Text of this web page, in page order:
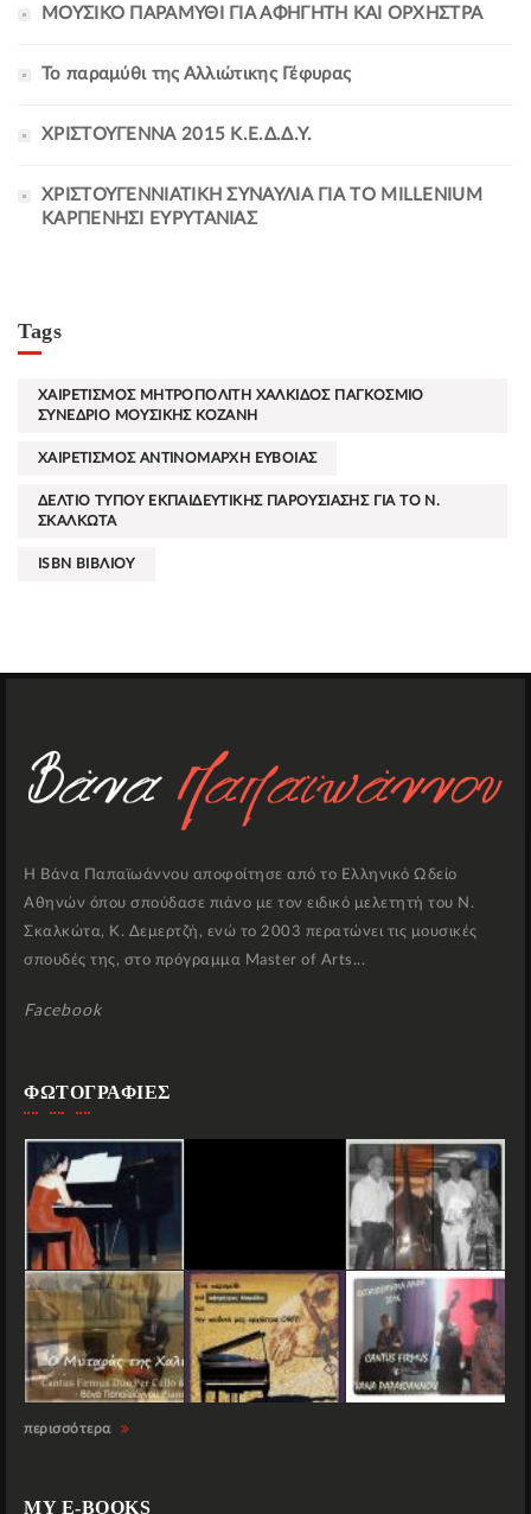
ΜΟΥΣΙΚΟ ΠΑΡΑΜΥΘΙ ΓΙΑ ΑΦΗΓΗΤΗ ΚΑΙ ΟΡΧΗΣΤΡΑ
Το παραμύθι της Αλλιώτικης Γέφυρας
ΧΡΙΣΤΟΥΓΕΝΝΑ 2015 Κ.Ε.Δ.Δ.Υ.
ΧΡΙΣΤΟΥΓΕΝΝΙΑΤΙΚΗ ΣΥΝΑΥΛΙΑ ΓΙΑ ΤΟ MILLENIUM
ΚΑΡΠΕΝΗΣΙ ΕΥΡΥΤΑΝΙΑΣ
Tags
ΧΑΙΡΕΤΙΣΜΟΣ ΜΗΤΡΟΠΟΛΙΤΗ ΧΑΛΚΙΔΟΣ ΠΑΓΚΟΣΜΙΟ
ΣΥΝΕΔΡΙΟ ΜΟΥΣΙΚΗΣ ΚΟΖΑΝΗ
ΧΑΙΡΕΤΙΣΜΟΣ ΑΝΤΙΝΟΜΑΡΧΗ ΕΥΒΟΙΑΣ
ΔΕΛΤΙΟ ΤΥΠΟΥ ΕΚΠΑΙΔΕΥΤΙΚΗΣ ΠΑΡΟΥΣΙΑΣΗΣ ΓΙΑ ΤΟ Ν.
ΣΚΑΛΚΩΤΑ
ISBN ΒΙΒΛΙΟΥ
Η Βάνα Παπαϊωάννου αποφοίτησε από το Ελληνικό Ωδείο
Αθηνών όπου σπούδασε πιάνο με τον ειδικό μελετητή του Ν.
Σκαλκώτα, Κ. Δεμερτζή, ενώ το 2003 περατώνει τις μουσικές
σπουδές της, στο πρόγραμμα Master of Arts...
Facebook
ΦΩΤΟΓΡΑΦΙΕΣ
περισσότερα
MY E-BOOKS